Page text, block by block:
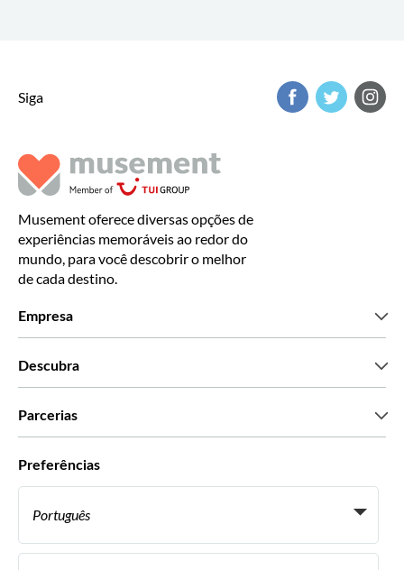
Siga
Musement oferece diversas opções de
experiências memoráveis ao redor do
mundo, para você descobrir o melhor
de cada destino.
Empresa
Descubra
Parcerias
Agências de viagem
Torne-se um Supplier
Preferências
Português
Italiano